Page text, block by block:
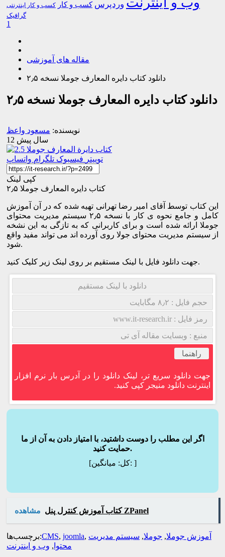
وردپرس کسب و کار کسب و کار اینترنتی
گرافیک
1
مقاله های آموزشی
دانلود کتاب دایره المعارف جوملا نسخه ۲٫۵
دانلود کتاب دایره المعارف جوملا نسخه ۲٫۵
نویسنده: مسعود واعظ
12 سال پیش
توییتر فیسبوک تلگرام واتساپ
کپی لینک
کتاب دایره المعارف جوملا ۲٫۵
این کتاب توسط آقای امیر رضا تهرانی تهیه شده که در آن آموزش
کامل و جامع نحوه ی کار با نسخه ۲٫۵ سیستم مدیریت محتوای
جوملا ارائه شده است و برای کاربرانی که به تازگی به این نشخه
از سیستم مدیریت محتوای جولا روی آورده اند می تواند مفید واقع
شود.
جهت دانلود فایل با لینک مستقیم بر روی لینک زیر کلیک کنید.
دانلود با لینک مستقیم
حجم فایل : ۸٫۲ مگابایت
رمز فایل : www.it-research.ir
منبع : وبسایت مقاله آی تی
راهنما
جهت دانلود سریع تر، لینک دانلود را در آدرس بار نرم افزار
اینترنت دانلود منیجر کپی کنید.
اگر این مطلب را دوست داشتید، با امتیاز دادن به آن از ما
حمایت کنید.
[کل:میانگین: ]
مشاهده کتاب آموزش کنترل پنل ZPanel
برچسب‌ها:CMS, joomla, آموزش جوملا, جوملا, سیستم مدیریت
محتوا , وب و اینترنت